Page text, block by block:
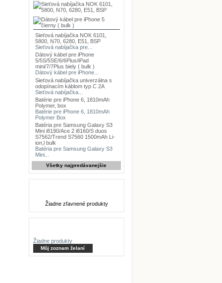
Sieťová nabíjačka NOK 6101,
5800, N70, 6280, E51, BSP
Sieťová nabíjačka pre...
Dátový kábel pre iPhone
5/5S/5SE/6/6Plus/iPad
mini/7/7Plus biely ( bulk )
Dátový kábel pre iPhone...
Sieťová nabíjačka univerzálna s
odopínacím káblom typ C 2A
Sieťová nabíjačka...
Batérie pre iPhone 6, 1810mAh
Polymer, box
Batérie pre iPhone 6, 1810mAh
Polymer Box
Batéria pre Samsung Galaxy S3
Mini i8190/Ace 2 i8160/S duos
S7562/Trend S7560 1500mAh Li-
ion,l bulk
Batéria pre Samsung Galaxy S3
Mini...
Všetky najpredávanejšie
Žiadne zľavnené produkty
Žiadne produkty
Môj zoznam želaní